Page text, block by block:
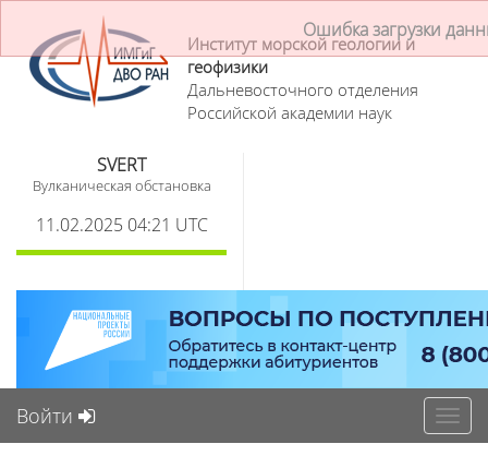
Ошибка загрузки
Институт морской геологии и
геофизики
Дальневосточного отделения
Российской академии наук
SVERT
Вулканическая обстановка
11.02.2025 04:21 UTC
Войти